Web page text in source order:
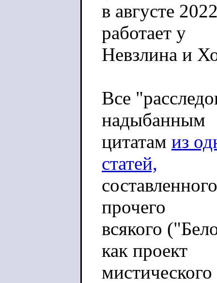
в августе
работает у
Невзлина и
Все
надыбанным
цитатам из
статей,
прочего
всякого
как проект